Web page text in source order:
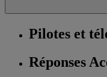
Pilotes et
Réponses